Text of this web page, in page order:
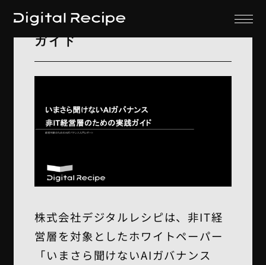
ス 非IT経営層のための実践
ガイド
株式会社デジタルレシピは、非IT経
営層を対象としたホワイトペーパー
「いまさら聞けないAIガバナンス